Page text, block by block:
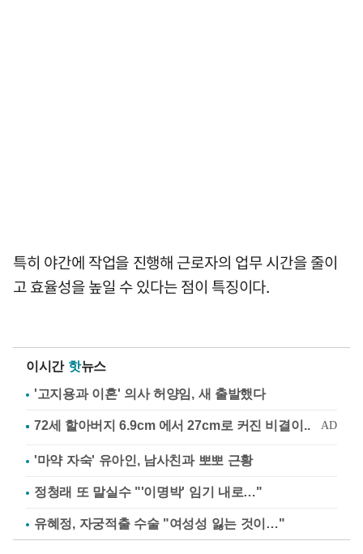
특히 야간에 작업을 진행해 근로자의 업무 시간을 줄이
고 효율성을 높일 수 있다는 점이 특징이다.
이시간 핫뉴스
'고지용과 이혼' 의사 허양임, 새 출발했다
'마약 자숙' 유아인, 남사친과 뽀뽀 근황
정청래 또 말실수 "'이명박' 임기 내로…"
유혜정, 자궁적출 수술 "여성성 잃는 것이…"